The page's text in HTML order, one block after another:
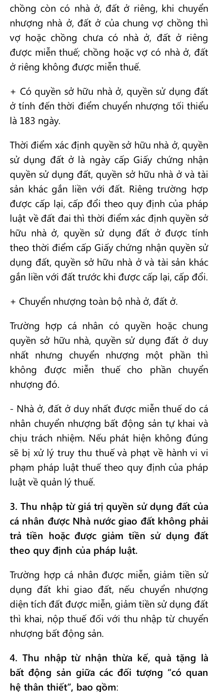
chồng còn có nhà ở, đất ở riêng, khi chuyển
nhượng nhà ở, đất ở của chung vợ chồng thì
vợ hoặc chồng chưa có nhà ở, đất ở riêng
được miễn thuế; chồng hoặc vợ có nhà ở, đất
ở riêng không được miễn thuế.
+ Có quyền sở hữu nhà ở, quyền sử dụng đất
ở tính đến thời điểm chuyển nhượng tối thiểu
là 183 ngày.
Thời điểm xác định quyền sở hữu nhà ở, quyền
sử dụng đất ở là ngày cấp Giấy chứng nhận
quyền sử dụng đất, quyền sở hữu nhà ở và tài
sản khác gắn liền với đất. Riêng trường hợp
được cấp lại, cấp đổi theo quy định của pháp
luật về đất đai thì thời điểm xác định quyền sở
hữu nhà ở, quyền sử dụng đất ở được tính
theo thời điểm cấp Giấy chứng nhận quyền sử
dụng đất, quyền sở hữu nhà ở và tài sản khác
gắn liền với đất trước khi được cấp lại, cấp đổi.
+ Chuyển nhượng toàn bộ nhà ở, đất ở.
Trường hợp cá nhân có quyền hoặc chung
quyền sở hữu nhà, quyền sử dụng đất ở duy
nhất nhưng chuyển nhượng một phần thì
không được miễn thuế cho phần chuyển
nhượng đó.
- Nhà ở, đất ở duy nhất được miễn thuế do cá
nhân chuyển nhượng bất động sản tự khai và
chịu trách nhiệm. Nếu phát hiện không đúng
sẽ bị xử lý truy thu thuế và phạt về hành vi vi
phạm pháp luật thuế theo quy định của pháp
luật về quản lý thuế.
3. Thu nhập từ giá trị quyền sử dụng đất của
cá nhân được Nhà nước giao đất không phải
trả tiền hoặc được giảm tiền sử dụng đất
theo quy định của pháp luật.
Trường hợp cá nhân được miễn, giảm tiền sử
dụng đất khi giao đất, nếu chuyển nhượng
diện tích đất được miễn, giảm tiền sử dụng đất
thì khai, nộp thuế đối với thu nhập từ chuyển
nhượng bất động sản.
4. Thu nhập từ nhận thừa kế, quà tặng là
bất động sản giữa các đối tượng “có quan
hệ thân thiết”, bao gồm: